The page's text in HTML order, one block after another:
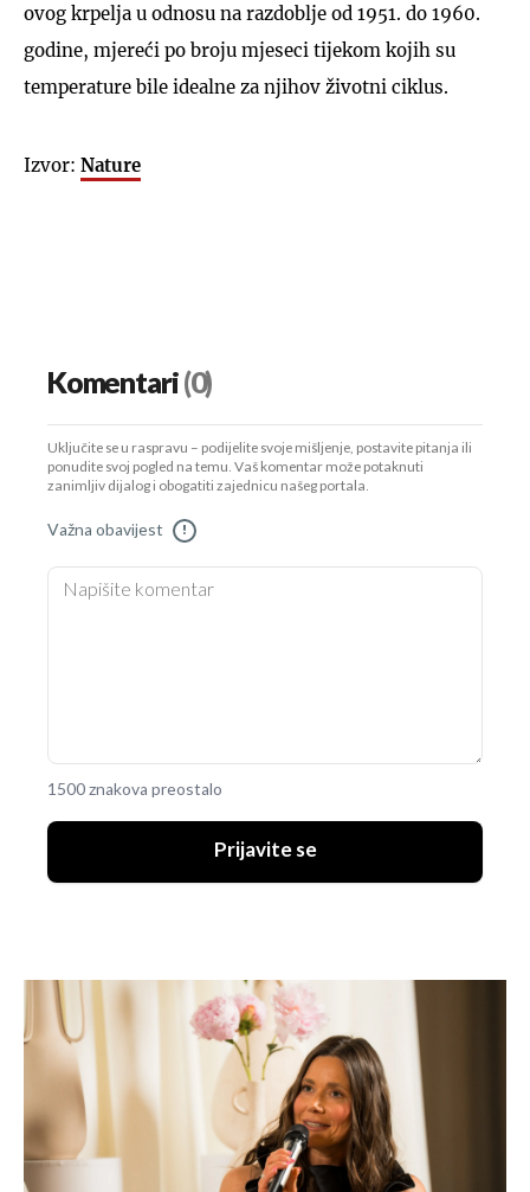
ovog krpelja u odnosu na razdoblje od 1951. do 1960.
godine, mjereći po broju mjeseci tijekom kojih su
temperature bile idealne za njihov životni ciklus.
Izvor: Nature
Komentari(0)
Uključite se u raspravu – podijelite svoje mišljenje, postavite pitanja ili
ponudite svoj pogled na temu. Vaš komentar može potaknuti
zanimljiv dijalog i obogatiti zajednicu našeg portala.
Važna obavijest !
1500 znakova preostalo
Prijavite se